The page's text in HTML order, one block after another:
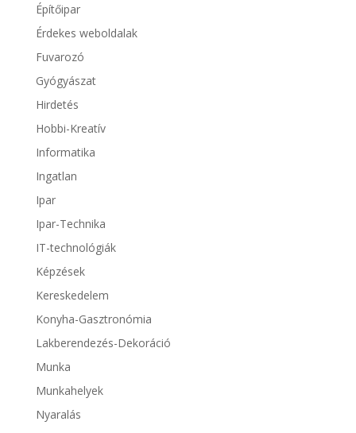
Építőipar
Érdekes weboldalak
Fuvarozó
Gyógyászat
Hirdetés
Hobbi-Kreatív
Informatika
Ingatlan
Ipar
Ipar-Technika
IT-technológiák
Képzések
Kereskedelem
Konyha-Gasztronómia
Lakberendezés-Dekoráció
Munka
Munkahelyek
Nyaralás